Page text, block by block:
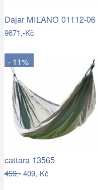
Dajar MILANO 01112-06
9671,-Kč
- 11%
cattara 13565
459,-409,-Kč